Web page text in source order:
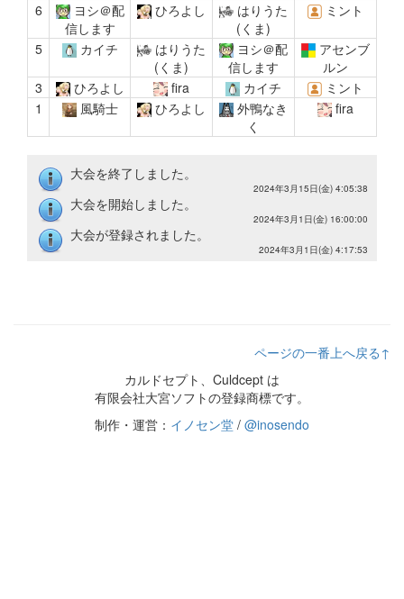
6
ヨシ＠配
信します
ひろよし
はりうた
(くま)
ミント
5 カイチ
はりうた
(くま)
ヨシ＠配
信します
アセンブ
ルン
3
ひろよし fira カイチ
ミント
1
風騎士 ひろよし
外鴨なき
く
fira
大会を終了しました。
2024年3月15日(金) 4:05:38
大会を開始しました。
2024年3月1日(金) 16:00:00
大会が登録されました。
2024年3月1日(金) 4:17:53
ページの一番上へ戻る↑
カルドセプト、Culdcept は
有限会社大宮ソフトの登録商標です。
制作・運営： イノセン堂 / @inosendo